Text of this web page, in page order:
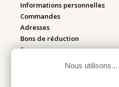
Nous utilisons...
Informations personnelles
Commandes
Adresses
Bons de réduction
Espace pro